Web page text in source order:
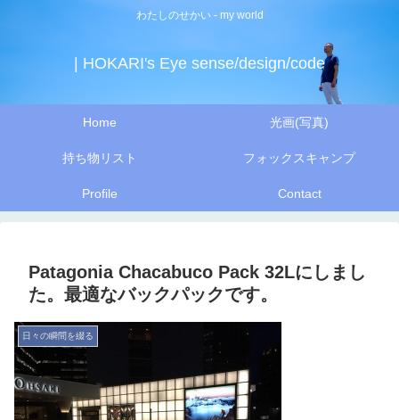
わたしのせかい - my world
| HOKARI's Eye sense/design/code
Home 光画(写真)
持ち物リスト フォックスキャンプ
Profile Contact
Patagonia Chacabuco Pack 32Lにしまし
た。最適なバックパックです。
日々の瞬間を綴る